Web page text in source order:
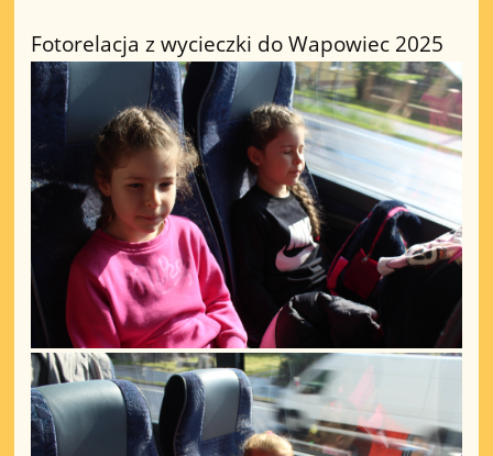
Fotorelacja z wycieczki do Wapowiec 2025